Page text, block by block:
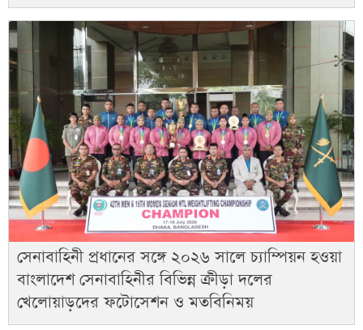
সেনাবাহিনী প্রধানের সঙ্গে ২০২৬ সালে চ্যাম্পিয়ন হওয়া
বাংলাদেশ সেনাবাহিনীর বিভিন্ন ক্রীড়া দলের
খেলোয়াড়দের ফটোসেশন ও মতবিনিময়